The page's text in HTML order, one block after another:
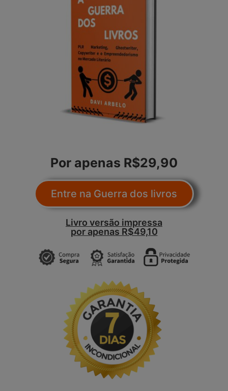
Por apenas R$29,90
Entre na Guerra dos livros
Livro versão impressa
por apenas R$49,10